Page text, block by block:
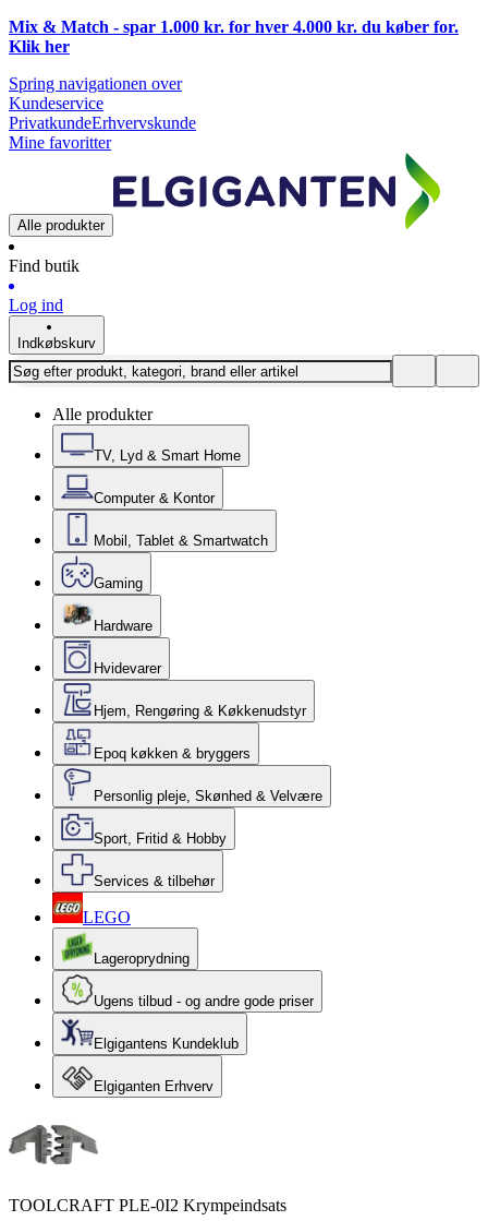
Mix & Match - spar 1.000 kr. for hver 4.000 kr. du køber for.
Klik her
Spring navigationen over
Kundeservice
PrivatkundeErhvervskunde
Mine favoritter
Alle produkter
Find butik
Log ind
Indkøbskurv
Alle produkter
TV, Lyd & Smart Home
Computer & Kontor
Mobil, Tablet & Smartwatch
Gaming
Hardware
Hvidevarer
Hjem, Rengøring & Køkkenudstyr
Epoq køkken & bryggers
Personlig pleje, Skønhed & Velvære
Sport, Fritid & Hobby
Services & tilbehør
LEGO
Lageroprydning
Ugens tilbud - og andre gode priser
Elgigantens Kundeklub
Elgiganten Erhverv
TOOLCRAFT PLE-0I2 Krympeindsats